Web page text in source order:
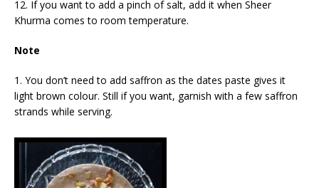
12. If you want to add a pinch of salt, add it when Sheer
Khurma comes to room temperature.
Note
1. You don’t need to add saffron as the dates paste gives it
light brown colour. Still if you want, garnish with a few saffron
strands while serving.